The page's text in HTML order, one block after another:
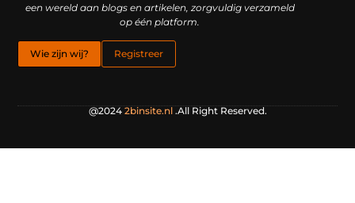
een wereld aan blogs en artikelen, zorgvuldig verzameld
op één platform.
Wie zijn wij? Registreer
@2024 2binsite.nl.All Right Reserved.